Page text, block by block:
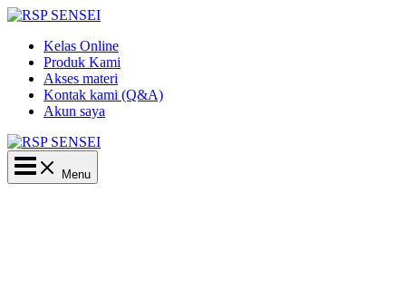
Lewati
kontenKelas Online
Produk Kami
Akses materi
Kontak kami (Q&A)
Akun saya
Main
Menu
Menu